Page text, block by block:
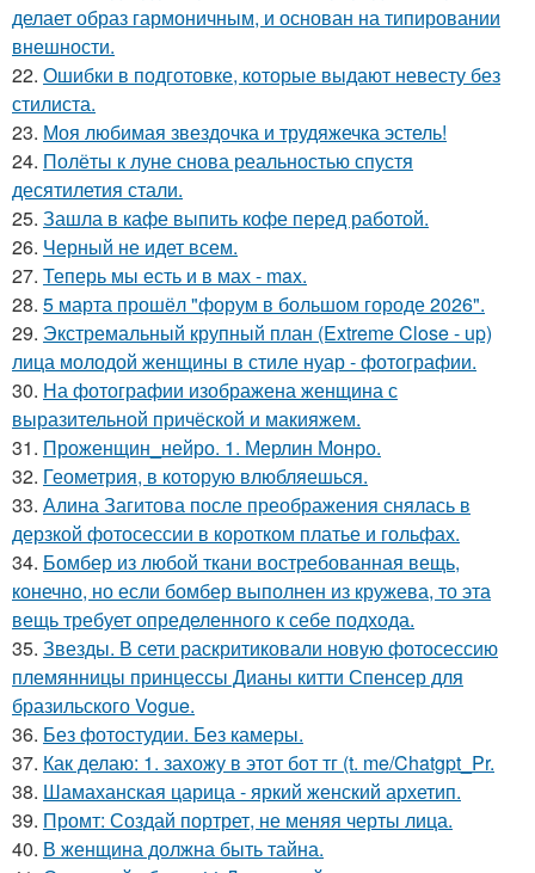
делает образ гармоничным, и основан на типировании
внешности.
22. Ошибки в подготовке, которые выдают невесту без
стилиста.
23. Моя любимая звездочка и трудяжечка эстель!
24. Полёты к луне снова реальностью спустя
десятилетия стали.
25. Зашла в кафе выпить кофе перед работой.
26. Черный не идет всем.
27. Теперь мы есть и в мах - max.
28. 5 марта прошёл "форум в большом городе 2026".
29. Экстремальный крупный план (Extreme Close - up)
лица молодой женщины в стиле нуар - фотографии.
30. На фотографии изображена женщина с
выразительной причёской и макияжем.
31. Проженщин_нейро. 1. Мерлин Монро.
32. Геометрия, в которую влюбляешься.
33. Алина Загитова после преображения снялась в
дерзкой фотосессии в коротком платье и гольфах.
34. Бомбер из любой ткани востребованная вещь,
конечно, но если бомбер выполнен из кружева, то эта
вещь требует определенного к себе подхода.
35. Звезды. В сети раскритиковали новую фотосессию
племянницы принцессы Дианы китти Спенсер для
бразильского Vogue.
36. Без фотостудии. Без камеры.
37. Как делаю: 1. захожу в этот бот тг (t. me/Chatgpt_Pr.
38. Шамаханская царица - яркий женский архетип.
39. Промт: Создай портрет, не меняя черты лица.
40. В женщина должна быть тайна.